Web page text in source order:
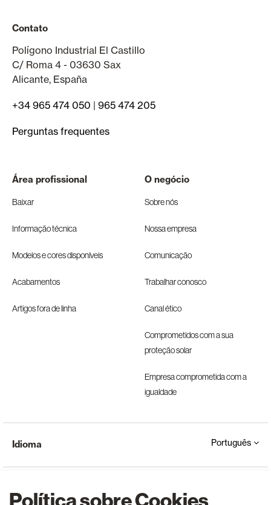
Contato
Polígono Industrial El Castillo
C/ Roma 4 - 03630 Sax
Alicante, España
+34 965 474 050 | 965 474 205
Perguntas frequentes
Área profissional
Baixar
Informação técnica
Modelos e cores disponíveis
Acabamentos
Artigos fora de linha
O negócio
Sobre nós
Nossa empresa
Comunicação
Trabalhar conosco
Canal ético
Comprometidos com a sua
proteção solar
Empresa comprometida com a
igualdade
Idioma Português